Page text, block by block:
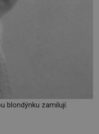
blondýnku zamilují.